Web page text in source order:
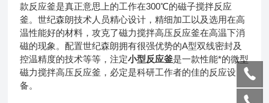
款反应釜是真正意思上的工作在300℃的磁子搅拌反应
釜。世纪森朗技术人员精心设计，精细加工以及选用在高
温性能好的材料，攻克了磁力搅拌高压反应釜在高温下消
磁的现象。配置世纪森朗拥有很强优势的A型双线密封及
控温精度的技术等等，注定小型反应釜是一款性能*的微型
磁力搅拌高压反应釜，必定是科研工作者的佳的反应设
备。